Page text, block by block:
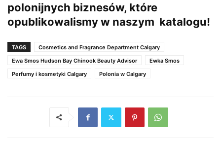
polonijnych biznesów, które
opublikowalismy w naszym katalogu!
TAGS
Cosmetics and Fragrance Department Calgary
Ewa Smos Hudson Bay Chinook Beauty Advisor
Ewka Smos
Perfumy i kosmetyki Calgary
Polonia w Calgary